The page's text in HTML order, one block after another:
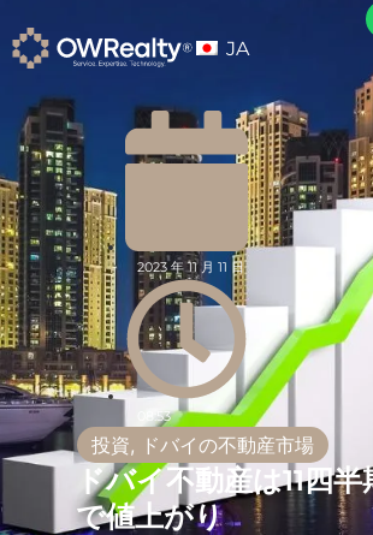
JA
2023 年 11 月 11 日
08:53
投資, ドバイの不動産市場
ドバイ不動産は11四
で値上がり